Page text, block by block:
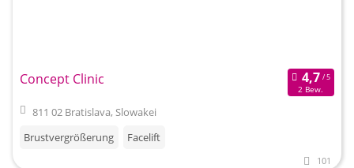
Concept Clinic
2 Bew.
811 02 Bratislava, Slowakei
Brustvergrößerung
Facelift
101